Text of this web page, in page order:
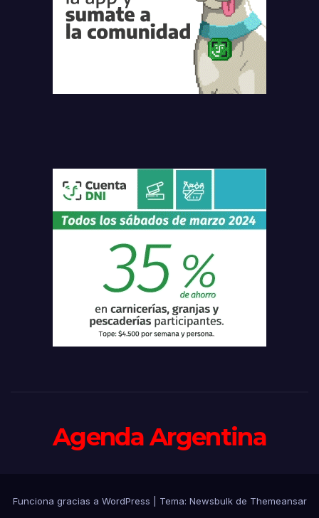
Agenda Argentina
Funciona gracias a WordPress Tema: Newsbulkde Themeansar